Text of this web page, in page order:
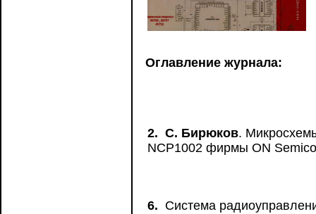
Оглавление журнала:
2. С. Бирюков.
NCP1002 фирмы ON
6. Система